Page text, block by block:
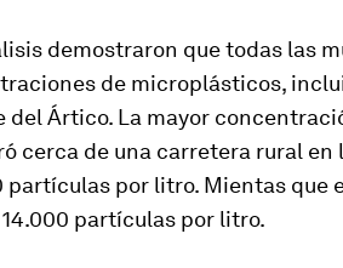
demostraron que todas las
de microplásticos,
del Ártico. La mayor
cerca de una carretera rural en
partículas por litro. Mientas que
14.000 partículas por litro.